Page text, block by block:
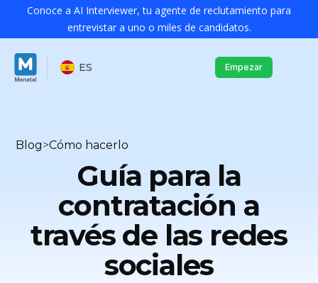
Conoce a AI Interviewer, tu agente de reclutamiento para
entrevistar a uno o miles de candidatos.
ES Empezar
Blog>Cómo hacerlo
Guía para la
contratación a
través de las redes
sociales